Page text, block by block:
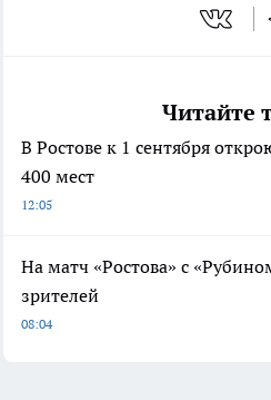
Читайте
В Ростове к 1 сентября
400 мест
12:05
На матч «Ростова» с
зрителей
08:04